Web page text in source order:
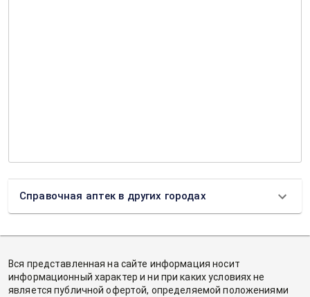
Справочная аптек в других городах
Вся представленная на сайте информация носит
информационный характер и ни при каких условиях не
является публичной офертой, определяемой положениями